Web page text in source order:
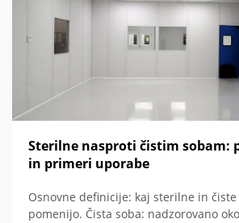
Sterilne nasproti čistim sobam:
in primeri uporabe
Osnovne definicije: kaj sterilne in
pomenijo. Čista soba: nadzorovano